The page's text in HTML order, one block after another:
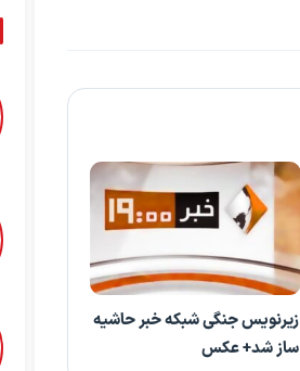
زیرنویس جنگی شبکه خبر حاشیه
ساز شد+ عکس